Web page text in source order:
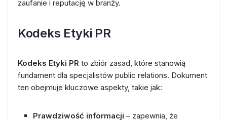
zaufanie i reputację w branży.
Kodeks Etyki PR
Kodeks Etyki PR to zbiór zasad, które stanowią
fundament dla specjalistów public relations. Dokument
ten obejmuje kluczowe aspekty, takie jak:
Prawdziwość informacji – zapewnia, że